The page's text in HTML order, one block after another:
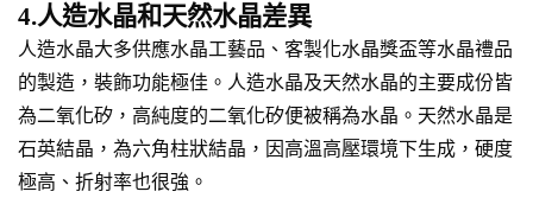
4.人造水晶和天然水晶差異
人造水晶大多供應水晶工藝品、客製化水晶獎盃等水晶禮品
的製造，裝飾功能極佳。人造水晶及天然水晶的主要成份皆
為二氧化矽，高純度的二氧化矽便被稱為水晶。天然水晶是
石英結晶，為六角柱狀結晶，因高溫高壓環境下生成，硬度
極高、折射率也很強。